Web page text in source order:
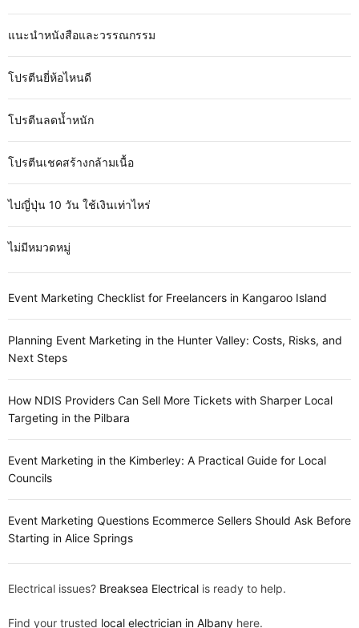
แนะนำหนังสือและวรรณกรรม
โปรตีนยี่ห้อไหนดี
โปรตีนลดน้ำหนัก
โปรตีนเชคสร้างกล้ามเนื้อ
ไปญี่ปุ่น 10 วัน ใช้เงินเท่าไหร่
ไม่มีหมวดหมู่
Event Marketing Checklist for Freelancers in Kangaroo Island
Planning Event Marketing in the Hunter Valley: Costs, Risks, and
Next Steps
How NDIS Providers Can Sell More Tickets with Sharper Local
Targeting in the Pilbara
Event Marketing in the Kimberley: A Practical Guide for Local
Councils
Event Marketing Questions Ecommerce Sellers Should Ask Before
Starting in Alice Springs
Electrical issues? Breaksea Electrical is ready to help.
Find your trusted local electrician in Albany here.